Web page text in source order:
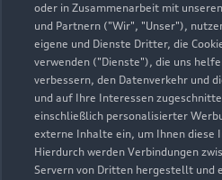
oder in Zusammenarbeit mit
und Partnern ("Wir", "Unser"),
eigene und Dienste Dritter, die
verwenden ("Dienste"), die uns
verbessern, den Datenverkehr und
und auf Ihre Interessen
einschließlich personalisierter
externe Inhalte ein, um Ihnen diese
Hierdurch werden Verbindungen
Servern von Dritten hergestellt und